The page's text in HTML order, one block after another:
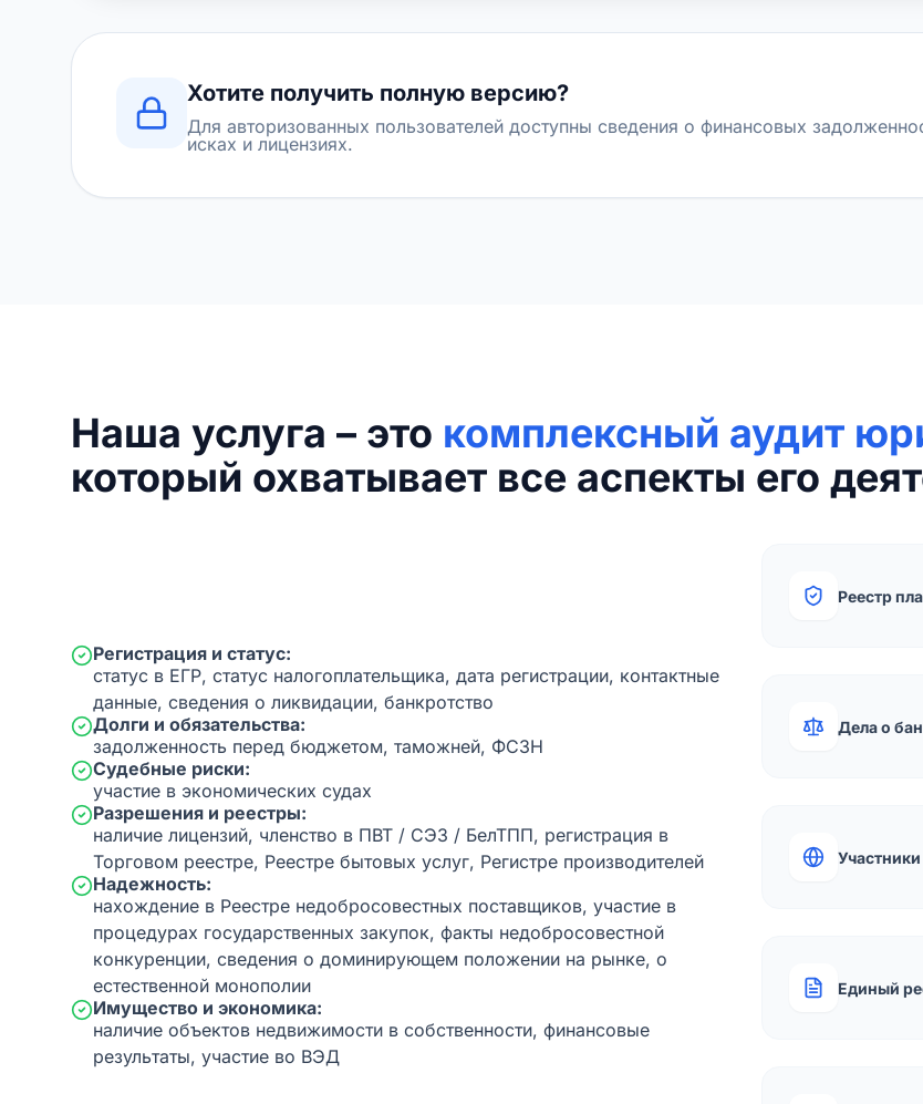
Хотите получить полную версию?
Для авторизованных пользователей доступны сведения о финансовых
исках и лицензиях.
Наша услуга – это комплексный аудит
который охватывает все аспекты его
Регистрация и статус:
статус в ЕГР, статус налогоплательщика, дата регистрации, контактные
данные, сведения о ликвидации, банкротство
Долги и обязательства:
задолженность перед бюджетом, таможней, ФСЗН
Судебные риски:
участие в экономических судах
Разрешения и реестры:
наличие лицензий, членство в ПВТ / СЭЗ / БелТПП, регистрация в
Торговом реестре, Реестре бытовых услуг, Регистре производителей
Надежность:
нахождение в Реестре недобросовестных поставщиков, участие в
процедурах государственных закупок, факты недобросовестной
конкуренции, сведения о доминирующем положении на рынке, о
естественной монополии
Имущество и экономика:
наличие объектов недвижимости в собственности, финансовые
результаты, участие во ВЭД
Реестр
Дела о
Единый